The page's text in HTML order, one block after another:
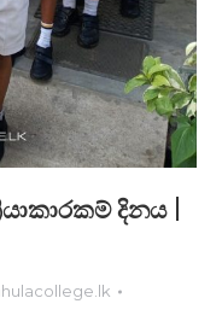
දිනය |